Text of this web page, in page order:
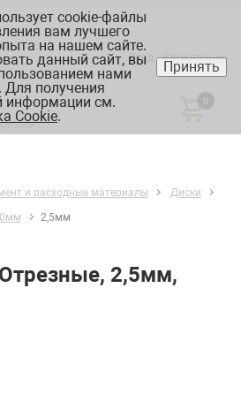
Вход Регистрация
0
и расходные материалы
Диски
2,5мм
2,5мм,
cookie-файлы
вам лучшего
на нашем сайте.
данный сайт, вы
нами
Для получения
информации см.
Cookie.
Принять